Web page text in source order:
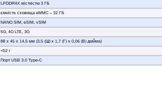
LPDDR4X місткістю 3 ГБ
ємність сховища eMMC – 32 ГБ
NANO SIM, eSIM, vSIM
5G, 4G LTE, 3G
88 x 45 x 14,5 мм (3,5 (Ш) x 1,7 (Г) x 0,06 (В) дюйма)
<52 г
Порт USB 3.0 Type-C